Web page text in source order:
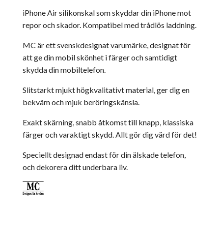
iPhone Air silikonskal som skyddar din iPhone mot
repor och skador. Kompatibel med trådlös laddning.
MC är ett svenskdesignat varumärke, designat för
att ge din mobil skönhet i färger och samtidigt
skydda din mobiltelefon.
Slitstarkt mjukt högkvalitativt material, ger dig en
bekväm och mjuk beröringskänsla.
Exakt skärning, snabb åtkomst till knapp, klassiska
färger och varaktigt skydd. Allt gör dig värd för det!
Speciellt designad endast för din älskade telefon,
och dekorera ditt underbara liv.